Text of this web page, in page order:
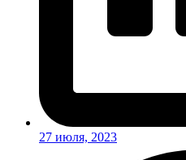
27 июля, 2023